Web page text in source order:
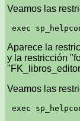
Veamos las
Aparece la
y la restricción
Veamos las